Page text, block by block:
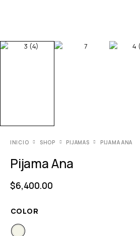
INICIO SHOP PIJAMAS PIJAMA ANA
Pijama Ana
$6,400.00
COLOR